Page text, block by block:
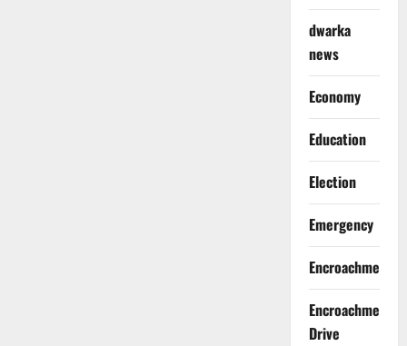
dwarka
news
Economy
Education
Election
Emergency
Encroachment
Encroachment
Drive